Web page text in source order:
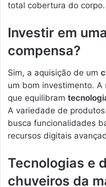
total cobertura do corpo.
Investir em
compensa?
Sim, a aquisição de um
um bom investimento.
que equilibram
A variedade de
busca funcionalidades
recursos digitais
Tecnologias e
chuveiros da